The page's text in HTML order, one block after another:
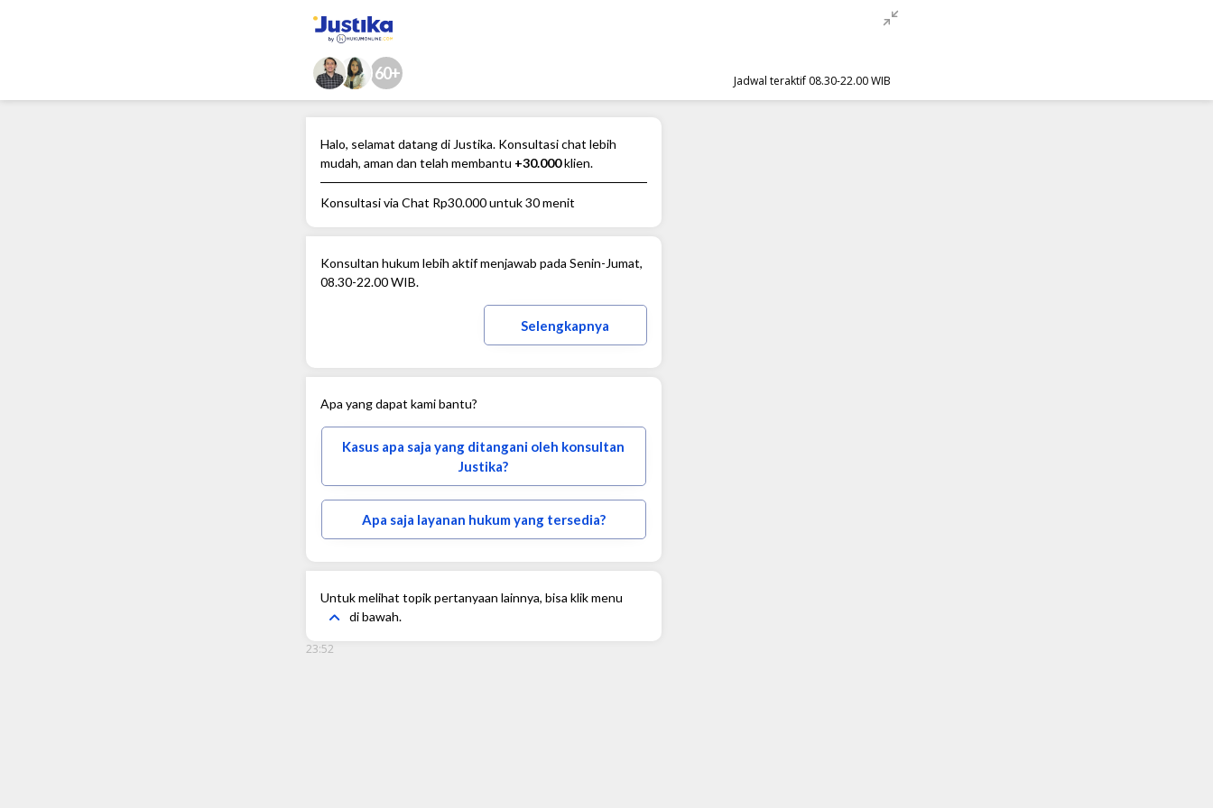
60+ Jadwal teraktif 08.30-22.00 WIB
Halo, selamat datang di Justika. Konsultasi chat lebih
mudah, aman dan telah membantu +30.000klien.
Konsultasi via Chat Rp30.000untuk 30 menit
Konsultan hukum lebih aktif menjawab pada Senin-Jumat,
08.30-22.00 WIB.
Selengkapnya
Apa yang dapat kami bantu?
Kasus apa saja yang ditangani oleh konsultan
Justika?
Apa saja layanan hukum yang tersedia?
Untuk melihat topik pertanyaan lainnya, bisa klik menu
di bawah.
23:52